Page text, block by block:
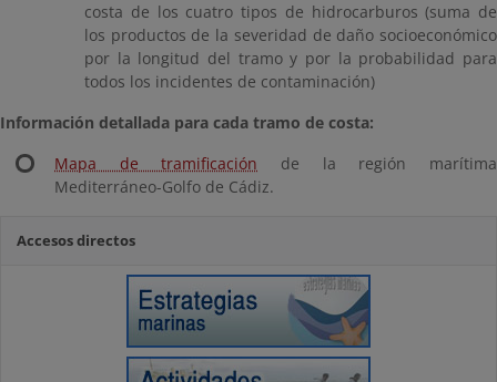
costa de los cuatro tipos de hidrocarburos (suma de
los productos de la severidad de daño socioeconómico
por la longitud del tramo y por la probabilidad para
todos los incidentes de contaminación)
Información detallada para cada tramo de costa:
Mapa de tramificación de la región marítima
Mediterráneo-Golfo de Cádiz.
Accesos directos